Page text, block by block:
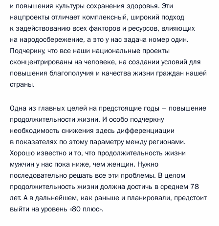
и повышения культуры сохранения здоровья. Эти
нацпроекты отличает комплексный, широкий подход
к задействованию всех факторов и ресурсов, влияющих
на народосбережение, а это у нас задача номер один.
Подчеркну, что все наши национальные проекты
сконцентрированы на человеке, на создании условий для
повышения благополучия и качества жизни граждан нашей
страны.
Одна из главных целей на предстоящие годы – повышение
продолжительности жизни. И особо подчеркну
необходимость снижения здесь дифференциации
в показателях по этому параметру между регионами.
Хорошо известно и то, что продолжительность жизни
мужчин у нас пока ниже, чем женщин. Нужно
последовательно решать все эти проблемы. В целом
продолжительность жизни должна достичь в среднем 78
лет. А в дальнейшем, как раньше и планировали, предстоит
выйти на уровень «80 плюс».